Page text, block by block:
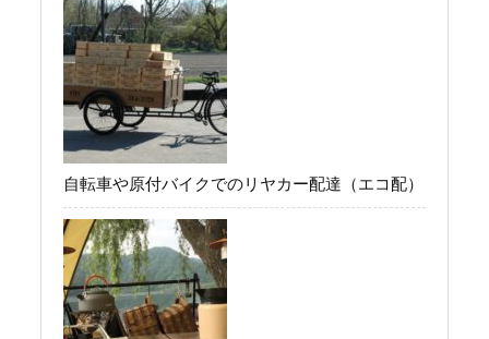
自転車や原付バイクでのリヤカー配達（エコ配）